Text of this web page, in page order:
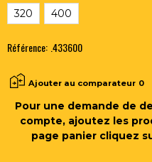
320
400
Référence: .433600
Ajouter au comparateur 0
Pour une demande de
compte, ajoutez les
page panier cliquez